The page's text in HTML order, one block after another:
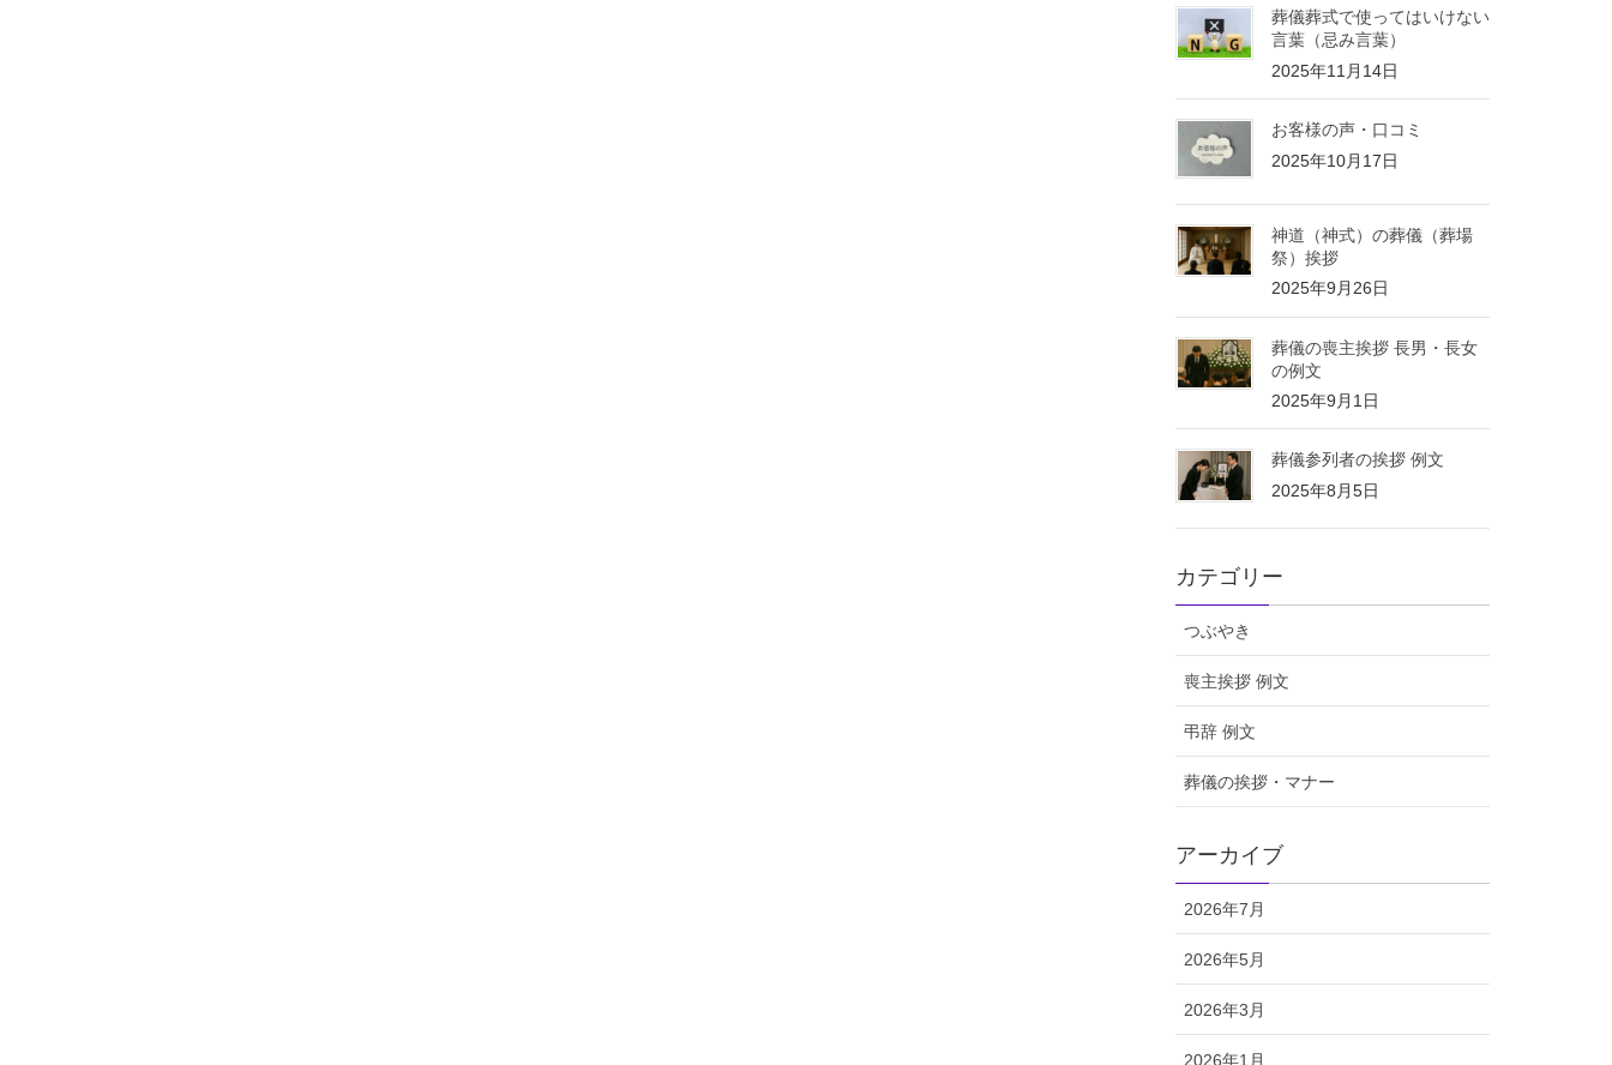
葬儀葬式で使ってはいけない
言葉（忌み言葉）
2025年11月14日
お客様の声・口コミ
2025年10月17日
神道（神式）の葬儀（葬場
祭）挨拶
2025年9月26日
葬儀の喪主挨拶 長男・長女
の例文
2025年9月1日
葬儀参列者の挨拶 例文
2025年8月5日
カテゴリー
つぶやき
喪主挨拶 例文
弔辞 例文
葬儀の挨拶・マナー
アーカイブ
2026年7月
2026年5月
2026年3月
2026年1月